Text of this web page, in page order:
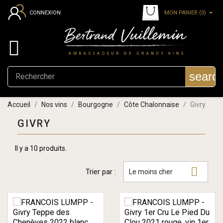
CONNEXION MON PANIER (0)

Accueil Nos vins Bourgogne Côte Chalonnaise Givry
GIVRY
Il y a 10 produits.
Trier par : Le moins cher 